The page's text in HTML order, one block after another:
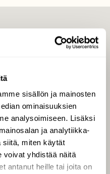
sisällön ja mainosten
ominaisuuksien
analysoimiseen. Lisäksi
ja analytiikka-
siitä, miten käytät
voivat yhdistää näitä
antanut heille tai joita on
digilukuoikeus
parasta juttua
uutiskirje
LUONNON­